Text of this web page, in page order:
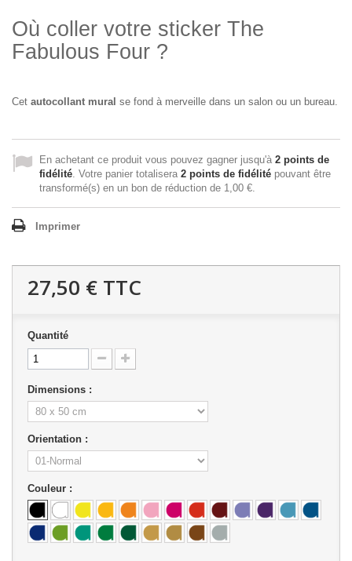
Où coller votre sticker The
Fabulous Four ?
Cet autocollant mural se fond à merveille dans un salon ou un bureau.
En achetant ce produit vous pouvez gagner jusqu'à 2 points de
fidélité. Votre panier totalisera 2 points de fidélité pouvant être
transformé(s) en un bon de réduction de 1,00 €.
Imprimer
27,50 € TTC
Quantité
Dimensions :
Orientation :
Couleur :